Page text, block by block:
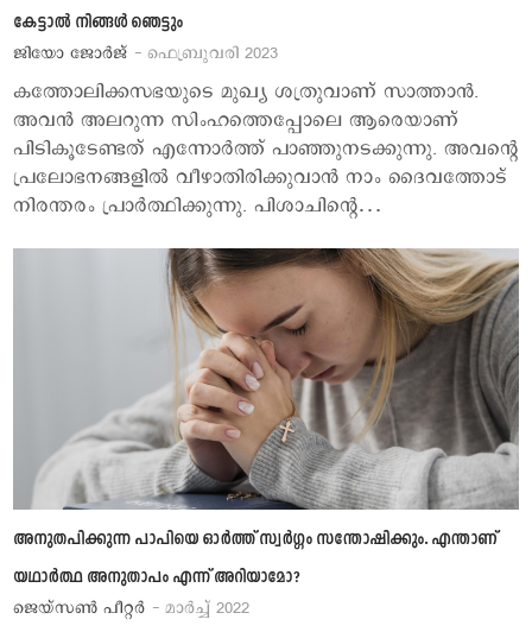
കേട്ടാല്‍ നിങ്ങള്‍ ഞെട്ടും
ജിയോ ജോര്‍ജ് - ഫെബ്രുവരി 2023
കത്തോലിക്കസഭയുടെ മുഖ്യ ശത്രുവാണ് സാത്താന്‍.
അവന്‍ അലറുന്ന സിംഹത്തെപ്പോലെ ആരെയാണ്
പിടികൂടേണ്ടത് എന്നോര്‍ത്ത് പാഞ്ഞുനടക്കുന്നു. അവന്‍റെ
പ്രലോഭനങ്ങളില്‍ വീഴാതിരിക്കുവാന്‍ നാം ദൈവത്തോട്
നിരന്തരം പ്രാര്‍ത്ഥിക്കുന്നു. പിശാചിന്‍റെ…
അനുതപിക്കുന്ന പാപിയെ ഓര്‍ത്ത് സ്വര്‍ഗ്ഗം സന്തോഷിക്കും. എന്താണ്
യഥാര്‍ത്ഥ അനുതാപം എന്ന് അറിയാമോ?
ജെയ്സണ്‍ പീറ്റര്‍ - മാര്‍ച്ച് 2022